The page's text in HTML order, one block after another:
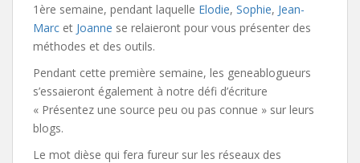
1ère semaine, pendant laquelle Elodie, Sophie, Jean-
Marc et Joanne se relaieront pour vous présenter des
méthodes et des outils.
Pendant cette première semaine, les geneablogueurs
s’essaieront également à notre défi d’écriture
« Présentez une source peu ou pas connue » sur leurs
blogs.
Le mot dièse qui fera fureur sur les réseaux des